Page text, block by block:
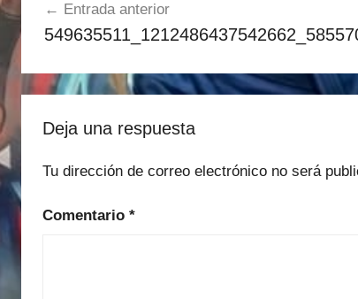
de
Entrada anterior
Deja una respuesta
Tu dirección de correo electrónico no será
Comentario *